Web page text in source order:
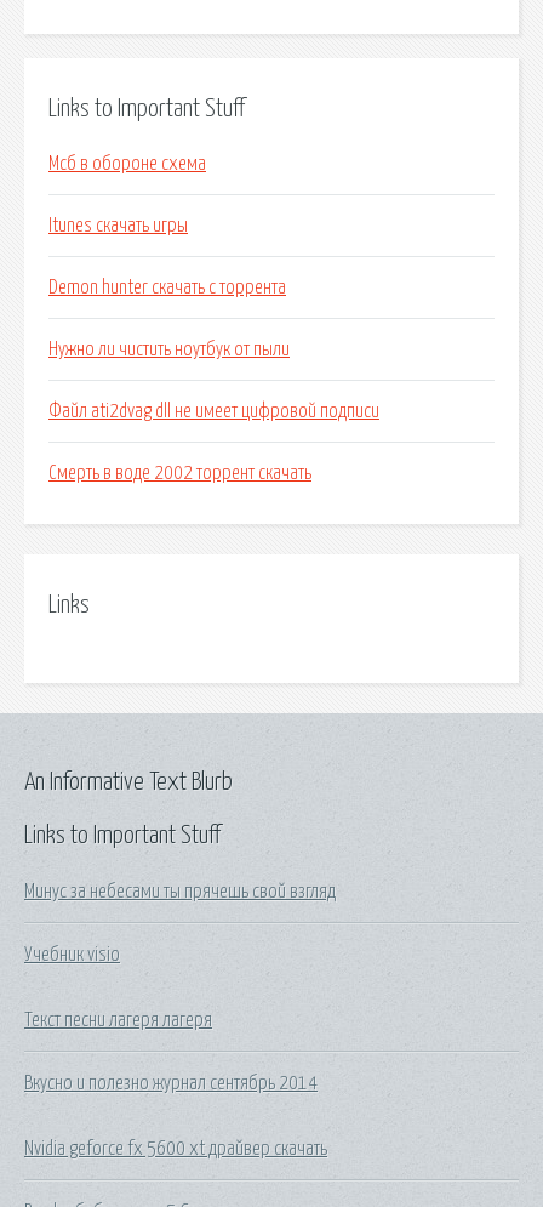
Links to Important Stuff
Мсб в обороне схема
Itunes скачать игры
Demon hunter скачать с торрента
Нужно ли чистить ноутбук от пыли
Файл ati2dvag dll не имеет цифровой подписи
Смерть в воде 2002 торрент скачать
Links
Links to Important Stuff
Минус за небесами ты прячешь свой взгляд
Учебник visio
Текст песни лагеря лагеря
Вкусно и полезно журнал сентябрь 2014
Nvidia geforce fx 5600 xt драйвер скачать
An Informative Text Blurb